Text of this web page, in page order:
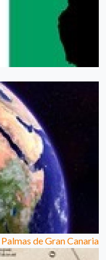
de Gran Canaria